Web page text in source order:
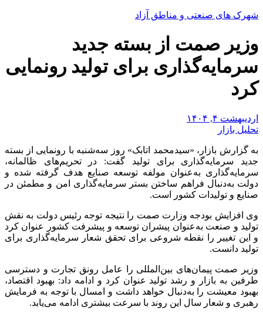
شهرک های صنعتی و مناطق آزاد
وزیر صمت از بسته جدید
سرمایه‌گذاری برای تولید رونمایی
کرد
اردیبهشت ۴, ۱۴۰۴
تحلیل بازار
به گزارش بازار، «سیدمحمد اتابک» روز سه‌شنبه با رونمایی از بسته
جدید سرمایه‌گذاری برای تولید گفت: در تحریم‌های ظالمانه،
سرمایه‌گذاری به‌عنوان مولفه توسعه صنایع هدف گرفته شده و
دولت به‌دنبال فراهم‌ ساختن بستر سرمایه‌گذاری امن و مطمئن در
صنایع و تولیدات کشور است.
وی افزایش بودجه وزارت صمت را نتیجه توجه رئیس دولت به نقش
تولید و صنعت به‌عنوان پیشران توسعه و پیشرفت کشور عنوان کرد
و این تغییر را نقطه شروعی برای تحقق شعار سرمایه‌گذاری برای
تولید دانست.
وزیر صمت پیمان‌های بین‌المللی را عامل رونق تجارت و دسترسی
طرفین به بازار و رشد تولید عنوان کرد و ادامه داد: بهبود اقتصاد،
بهبود معیشت را به‌دنبال خواهد داشت و امسال با توجه به فرمایش
رهبری و شعار سال این روند با سرعت بیشتری ادامه می‌یابد.